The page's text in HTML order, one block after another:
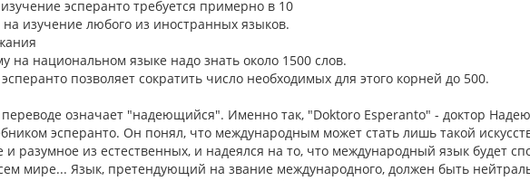
эсперанто требуется примерно в 10
изучение любого из иностранных языков.
на национальном языке надо знать около 1500 слов.
позволяет сократить число необходимых для этого корней до 500.
означает "надеющийся". Именно так, "Doktoro Esperanto" - доктор
эсперанто. Он понял, что международным может стать лишь такой
и разумное из естественных, и надеялся на то, что международный язык будет
мире... Язык, претендующий на звание международного, должен быть